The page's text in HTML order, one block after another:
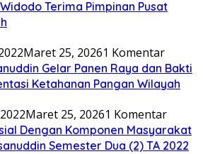
Terima Pimpinan Pusat
Maret 25, 20261 Komentar
Gelar Panen Raya dan Bakti
Ketahanan Pangan Wilayah
Maret 25, 20261 Komentar
Dengan Komponen Masyarakat
Semester Dua (2) TA 2022